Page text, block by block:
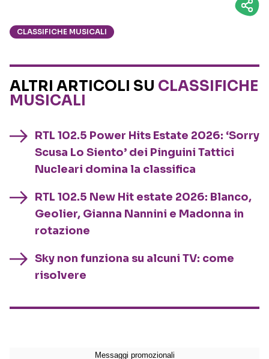
CLASSIFICHE MUSICALI
ALTRI ARTICOLI SU CLASSIFICHE
MUSICALI
RTL 102.5 Power Hits Estate 2026: ‘Sorry
Scusa Lo Siento’ dei Pinguini Tattici
Nucleari domina la classifica
RTL 102.5 New Hit estate 2026: Blanco,
Geolier, Gianna Nannini e Madonna in
rotazione
Sky non funziona su alcuni TV: come
risolvere